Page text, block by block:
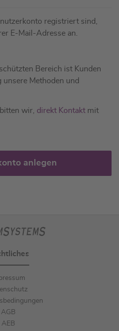
registriert sind,
E-Mail-Adresse an.
Bereich ist Kunden
Methoden und
wir, direkt Kontakt mit
anlegen
AGB
AEB